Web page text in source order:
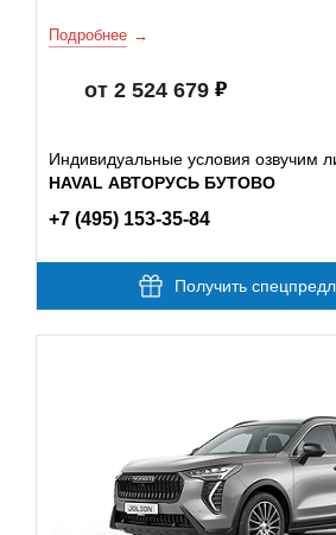
Подробнее
от 2 524 679
Индивидуальные условия озвучим
HAVAL АВТОРУСЬ БУТОВО
+7 (495) 153-35-84
Получить